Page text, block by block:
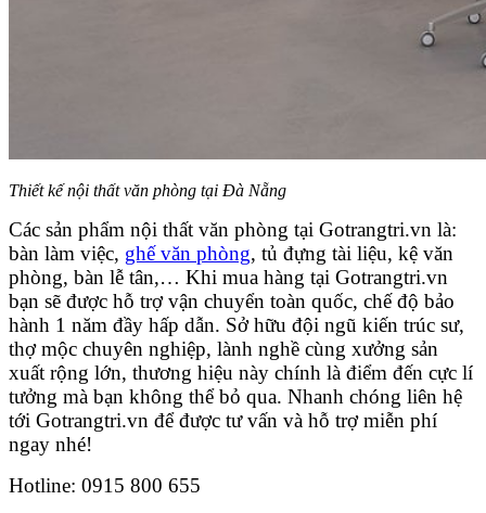
Thiết kế nội thất văn phòng tại Đà Nẵng
Các sản phẩm nội thất văn phòng tại Gotrangtri.vn là:
bàn làm việc, ghế văn phòng, tủ đựng tài liệu, kệ văn
phòng, bàn lễ tân,… Khi mua hàng tại Gotrangtri.vn
bạn sẽ được hỗ trợ vận chuyển toàn quốc, chế độ bảo
hành 1 năm đầy hấp dẫn. Sở hữu đội ngũ kiến trúc sư,
thợ mộc chuyên nghiệp, lành nghề cùng xưởng sản
xuất rộng lớn, thương hiệu này chính là điểm đến cực lí
tưởng mà bạn không thể bỏ qua. Nhanh chóng liên hệ
tới Gotrangtri.vn để được tư vấn và hỗ trợ miễn phí
ngay nhé!
Hotline: 0915 800 655